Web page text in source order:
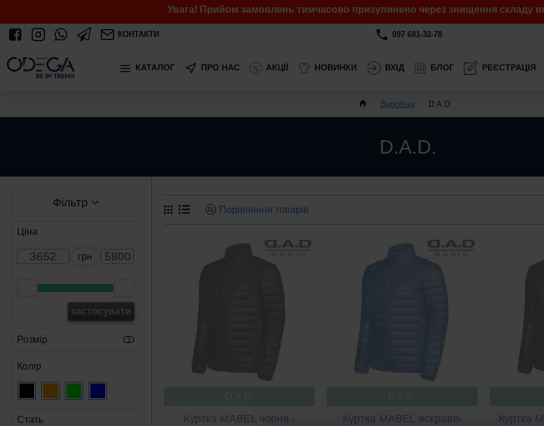
Увага! Прийом замовлень тимчасово призупинено через знищення складу
КОНТАКТИ 097 681-32-78
КАТАЛОГ ПРО НАС АКЦІЇ НОВИНКИ ВХІД БЛОГ РЕЄСТРАЦІЯ
Виробник D.A.D.
D.A.D.
Фільтр
Ціна
грн
застосувати
Розмір
Колір
Стать
Порівняння товарів
Куртка MABEL чорна -
Куртка MABEL яскраво-
Куртка